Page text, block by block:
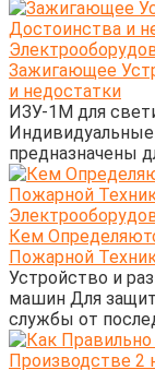
Зажигающее
и недостатки
ИЗУ-1М для
предназначены
Кем
Пожарной
Устройство и
машин Для
службы от